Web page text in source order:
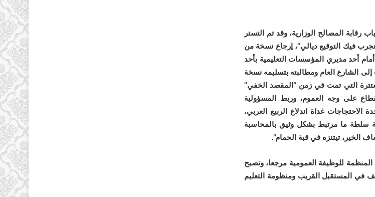
المصالح الوزارية، وقد تم التستر
فيك التوقيع ديالي”، إرجاع نسخة من
أحد مديري المؤسسات التعليمية بأحد
إطار بإحدى المديريات إلى الشارع العام ومطالبته بتسليمه نسخة
التي تمت في زمن “المقصد الخفي”
على وجه العموم، وربط المسؤولية
غداة اندلاع الربيع العربي،
سلطة ما مرتبط بشكل وثيق بالمحاسبة
الخير، تيتنزه في قبة الحمام”.
المنظمة للوظيفة العمومية مرجعا، وتصبح
في المستقبل القريب ومنظومة التعليم